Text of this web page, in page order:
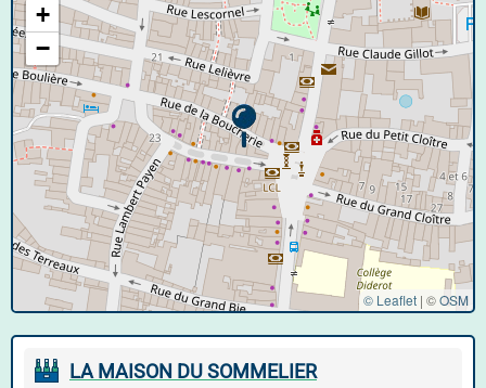
+
−
© Leaflet | ©OSM
LA MAISON DU SOMMELIER